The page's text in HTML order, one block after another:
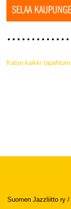
SELAA
Katso kaikki
Suomen Jazzliitto ry /